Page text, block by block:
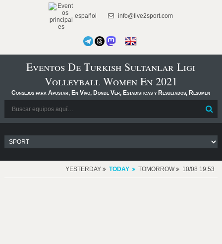
español info@live2sport.com
Eventos De Turkish Sultanlar Ligi
Volleyball Women En 2021
Consejos para Apostar, En Vivo, Dónde Ver, Estadísticas y Resultados, Resumen
YESTERDAY TODAY TOMORROW 10/08 19:53